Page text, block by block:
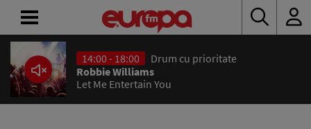
14:00 - 18:00
Drum cu prioritate
Robbie Williams
Let Me Entertain You
ACASĂ
ȘTIRI